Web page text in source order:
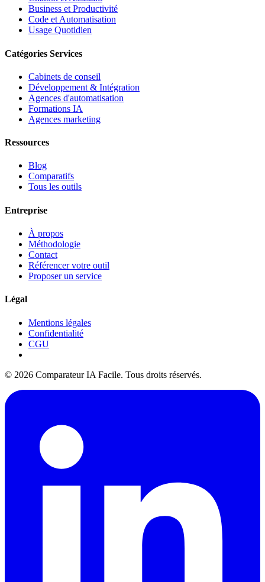
Business et Productivité
Code et Automatisation
Usage Quotidien
Catégories Services
Cabinets de conseil
Développement & Intégration
Agences d'automatisation
Formations IA
Agences marketing
Ressources
Blog
Comparatifs
Tous les outils
Entreprise
À propos
Méthodologie
Contact
Référencer votre outil
Proposer un service
Légal
Mentions légales
Confidentialité
CGU
© 2026 Comparateur IA Facile. Tous droits réservés.